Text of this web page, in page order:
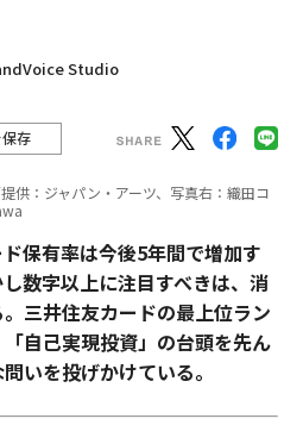
Studio
存
供：ジャパン・アーツ、写真右：織田コ
保有率は今後5年間で増加す
数字以上に注目すべきは、消
三井住友カードの最上位ラン
自己実現投資」の台頭を先ん
いを投げかけている。